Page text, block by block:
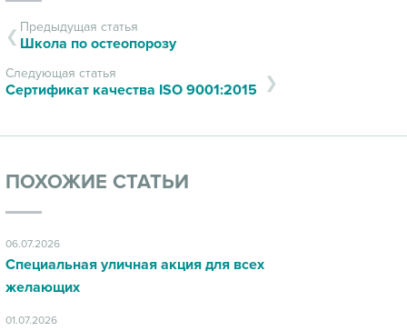
Предыдущая статья
Школа по остеопорозу
Следующая статья
Сертификат качества ISO 9001:2015
ПОХОЖИЕ СТАТЬИ
06.07.2026
Специальная уличная акция для всех
желающих
01.07.2026